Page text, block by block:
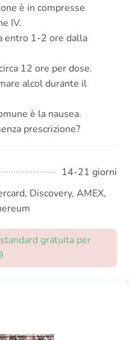
è in compresse
IV.
entro 1-2 ore dalla
12 ore per dose.
alcol durante il
è la nausea.
prescrizione?
14-21 giorni
Discovery, AMEX,
gratuita per